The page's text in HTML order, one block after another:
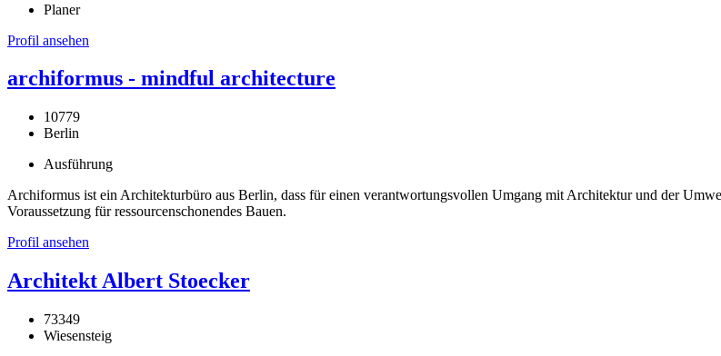
Planer
Profil ansehen
archiformus - mindful architecture
10779
Berlin
Ausführung
Archiformus ist ein Architekturbüro aus Berlin, dass für einen verantwortungsvollen Umgang mit Architektur und der
Voraussetzung für ressourcenschonendes Bauen.
Profil ansehen
Architekt Albert Stoecker
73349
Wiesensteig